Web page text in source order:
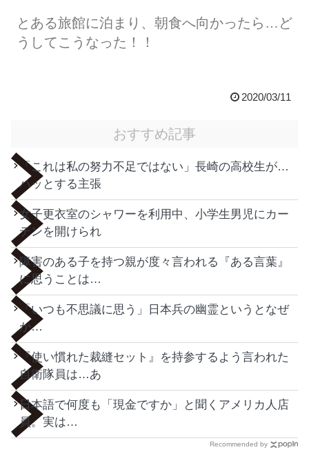
とある旅館に泊まり、朝食へ向かったら…ど
うしてこうなった！！
2020/03/11
おすすめ記事
「これは私の努力不足ではない」長崎の高校生が…
ハッとする主張
女子更衣室のシャワーを利用中、小学生男児にカー
テンを開けられ
障害のある子を持つ親が度々言われる『ある言葉』
に思うことは…
「いつも不思議に思う」日本兵の幽霊というとなぜ
か…
『使い慣れた裁縫セット』を持参するよう言われた
自衛隊員は…あ
日本語で何度も「現金ですか」と聞くアメリカ人店
員。実は…
Recommended by